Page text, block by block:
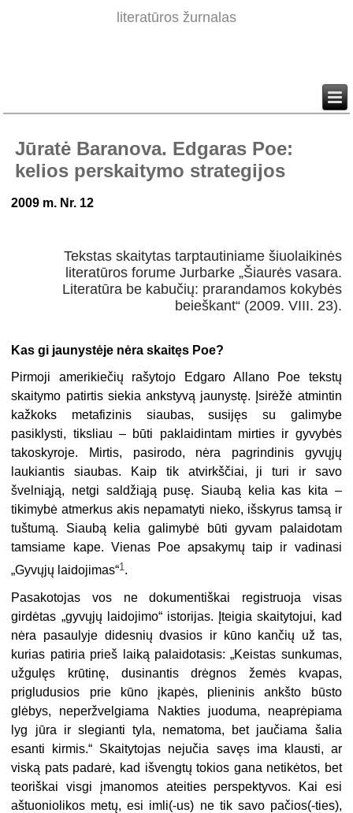
literatūros žurnalas
Jūratė Baranova. Edgaras Poe:
kelios perskaitymo strategijos
2009 m. Nr. 12
Tekstas skaitytas tarptautiniame šiuolaikinės
literatūros forume Jurbarke „Šiaurės vasara.
Literatūra be kabučių: prarandamos kokybės
beieškant“ (2009. VIII. 23).
Kas gi jaunystėje nėra skaitęs Poe?
Pirmoji amerikiečių rašytojo Edgaro Allano Poe tekstų
skaitymo patirtis siekia ankstyvą jaunystę. Įsirėžė atmintin
kažkoks metafizinis siaubas, susijęs su galimybe
pasiklysti, tiksliau – būti paklaidintam mirties ir gyvybės
takoskyroje. Mirtis, pasirodo, nėra pagrindinis gyvųjų
laukiantis siaubas. Kaip tik atvirkščiai, ji turi ir savo
švelniąją, netgi saldžiąją pusę. Siaubą kelia kas kita –
tikimybė atmerkus akis nepamatyti nieko, išskyrus tamsą ir
tuštumą. Siaubą kelia galimybė būti gyvam palaidotam
tamsiame kape. Vienas Poe apsakymų taip ir vadinasi
„Gyvųjų laidojimas“1 .
Pasakotojas vos ne dokumentiškai registruoja visas
girdėtas „gyvųjų laidojimo“ istorijas. Įteigia skaitytojui, kad
nėra pasaulyje didesnių dvasios ir kūno kančių už tas,
kurias patiria prieš laiką palaidotasis: „Keistas sunkumas,
užgulęs krūtinę, dusinantis drėgnos žemės kvapas,
prigludusios prie kūno įkapės, plieninis ankšto būsto
glėbys, neperžvelgiama Nakties juoduma, neaprėpiama
lyg jūra ir slegianti tyla, nematoma, bet jaučiama šalia
esanti kirmis.“ Skaitytojas nejučia savęs ima klausti, ar
viską pats padarė, kad išvengtų tokios gana netikėtos, bet
teoriškai visgi įmanomos ateities perspektyvos. Kai esi
aštuoniolikos metų, esi imli(-us) ne tik savo pačios(-ties),